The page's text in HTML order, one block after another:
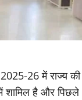
26 में राज्य
शामिल है और